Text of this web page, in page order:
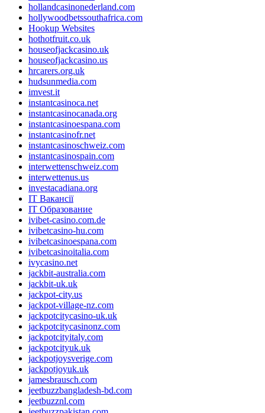
hollandcasinonederland.com
hollywoodbetssouthafrica.com
Hookup Websites
hothotfruit.co.uk
houseofjackcasino.uk
houseofjackcasino.us
hrcarers.org.uk
hudsunmedia.com
imvest.it
instantcasinoca.net
instantcasinocanada.org
instantcasinoespana.com
instantcasinofr.net
instantcasinoschweiz.com
instantcasinospain.com
interwettenschweiz.com
interwettenus.us
investacadiana.org
IT Вакансії
IT Образование
ivibet-casino.com.de
ivibetcasino-hu.com
ivibetcasinoespana.com
ivibetcasinoitalia.com
ivycasino.net
jackbit-australia.com
jackbit-uk.uk
jackpot-city.us
jackpot-village-nz.com
jackpotcitycasino-uk.uk
jackpotcitycasinonz.com
jackpotcityitaly.com
jackpotcityuk.uk
jackpotjoysverige.com
jackpotjoyuk.uk
jamesbrausch.com
jeetbuzzbangladesh-bd.com
jeetbuzznl.com